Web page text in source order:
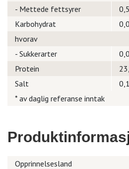
- Mettede fettsyrer
Karbohydrat
hvorav
- Sukkerarter
Protein
Salt
* av daglig referanse inntak
Opprinnelsesland